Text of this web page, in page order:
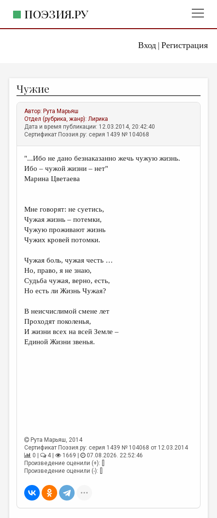
Вход| Регистрация
ПОЭЗИЯ.РУ
ЖАНРЫ
АВТОРЫ
КОММЕНТАРИИ
ЛИТСАЛОН
НОВОСТИ
ПРАВИЛА САЙТА
ИЗБРАННОЕ
ДАЙДЖЕСТ
ПЕРЕВОДЫ
КОНКУРСЫ
КНИЖНАЯ ПОЛКА
ОБЗОР ЛИТЕРАТУРЫ
МАЛАЯ ПРОЗА
ЭССЕИСТИКА
ЛИТЕРАТУРОВЕДЕНИЕ
КУЛЬТУРОВЕДЕНИЕ
ПУБЛИЦИСТИКА
Чужие
Автор: Рута Марьяш
Отдел (рубрика, жанр):Лирика
Дата и время публикации: 12.03.2014, 20:42:40
Сертификат Поэзия.ру: серия 1439 № 104068
"...Ибо не дано безнаказанно жечь чужую жизнь.
Ибо – чужой жизни – нет"
Марина Цветаева
Мне говорят: не суетись,
Чужая жизнь – потемки,
Чужую проживают жизнь
Чужих кровей потомки.
Чужая боль, чужая честь …
Но, право, я не знаю,
Судьба чужая, верно, есть,
Но есть ли Жизнь Чужая?
В неисчислимой смене лет
Проходят поколенья,
И жизни всех на всей Земле –
Единой Жизни звенья.
Рута Марьяш, 2014
Сертификат Поэзия.ру: серия 1439 № 104068 от 12.03.2014
0 |
4 | 1669 |
07.08.2026. 22:52:46
Произведение оценили (+): []
Произведение оценили (-): []